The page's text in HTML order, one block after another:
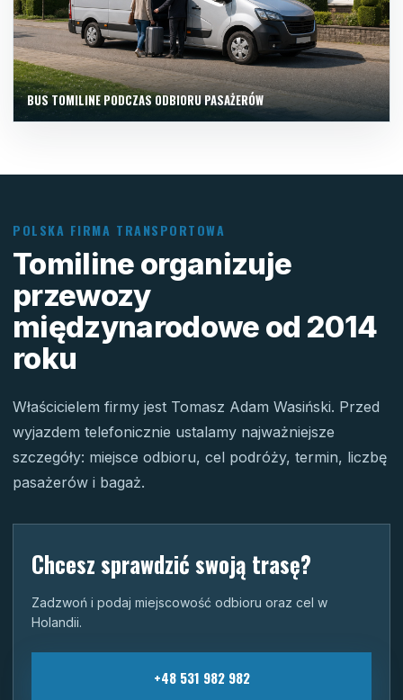
BUS TOMILINE PODCZAS ODBIORU PASAŻERÓW
POLSKA FIRMA TRANSPORTOWA
Tomiline organizuje
przewozy
międzynarodowe od 2014
roku
Właścicielem firmy jest Tomasz Adam Wasiński. Przed
wyjazdem telefonicznie ustalamy najważniejsze
szczegóły: miejsce odbioru, cel podróży, termin, liczbę
pasażerów i bagaż.
Chcesz sprawdzić swoją trasę?
Zadzwoń i podaj miejscowość odbioru oraz cel w
Holandii.
+48 531 982 982